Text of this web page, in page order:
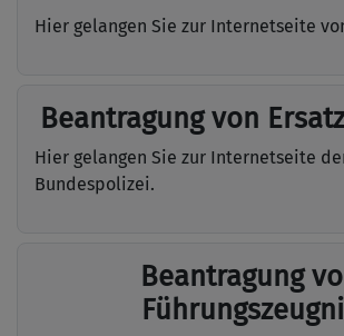
Hier gelangen Sie zur Internetseite
Beantragung von
Hier gelangen Sie zur Internetseite
Bundespolizei.
Beantragung